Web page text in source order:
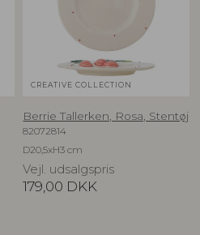
CREATIVE COLLECTION
Berrie Tallerken, Rosa, Stentøj
82072814
D20,5xH3 cm
Vejl. udsalgspris
179,00 DKK